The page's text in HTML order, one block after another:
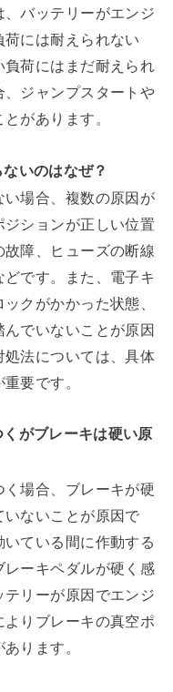
バッテリーがエンジ
には耐えられない
荷にはまだ耐えられ
ジャンプスタートや
があります。
いのはなぜ？
場合、複数の原因が
ションが正しい位置
障、ヒューズの断線
です。また、電子キ
クがかかった状態、
でいないことが原因
法については、具体
要です。
がブレーキは硬い原
場合、ブレーキが硬
ないことが原因で
ている間に作動する
ーキペダルが硬く感
リーが原因でエンジ
りブレーキの真空ポ
ります。